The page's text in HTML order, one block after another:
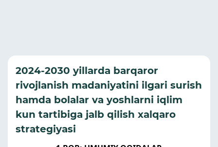
2024-2030 yillarda barqaror
rivojlanish madaniyatini ilgari surish
hamda bolalar va yoshlarni iqlim
kun tartibiga jalb qilish xalqaro
strategiyasi